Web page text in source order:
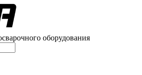
оборудования